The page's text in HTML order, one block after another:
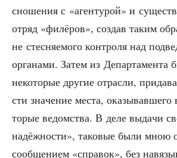
сно­ше­ния с «аген­ту­рой» и
отряд «филё­ров», создав таким
не стес­ня­е­мо­го кон­тро­ля над
орга­на­ми. Затем из Депар­та­мен­та
неко­то­рые дру­гие отрас­ли,
сти зна­че­ние места,
то­рые ведом­ства. В деле выда­чи
на­дёж­но­сти», тако­вые были мною
сооб­ще­ни­ем «спра­вок», без